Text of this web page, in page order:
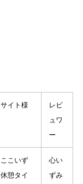
サイト様
レビ
ュワ
ー
ここいず
休憩タイ
心い
ずみ